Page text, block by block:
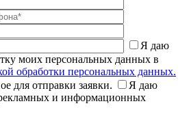
Я даю
моих персональных данных в
обработки персональных данных.
для отправки заявки.
Я даю
и информационных